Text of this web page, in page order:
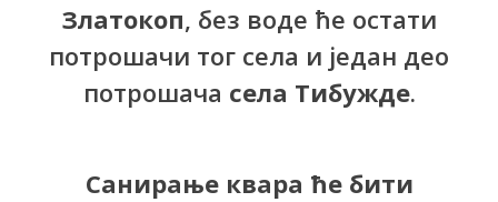
Златокоп, без воде ће остати
потрошачи тог села и један део
потрошача села Тибужде.
Санирање квара ће бити